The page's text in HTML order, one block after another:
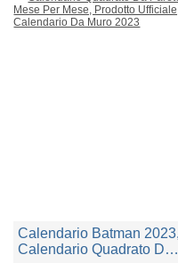
Calendario Batman 2023,
Calendario Quadrato Da